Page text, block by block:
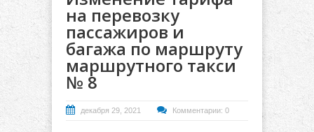
на перевозку
пассажиров и
багажа по маршруту
маршрутного такси
№ 8
декабря 29, 2021 Комментарии: 0